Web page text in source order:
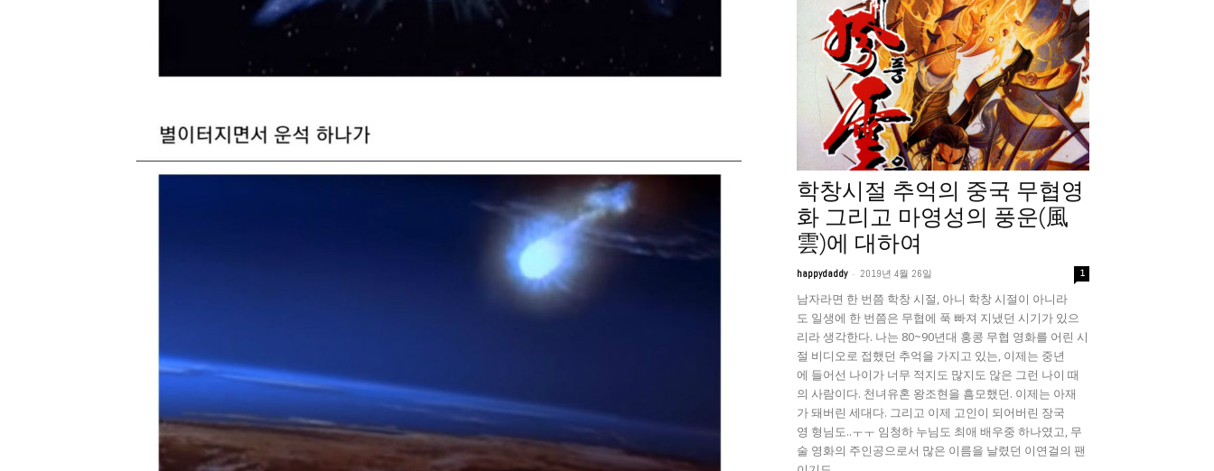
학창시절 추억의 중국 무협영
화 그리고 마영성의 풍운(風
雲)에 대하여
happydaddy - 2019년 4월 26일 1
남자라면 한 번쯤 학창 시절, 아니 학창 시절이 아니라
도 일생에 한 번쯤은 무협에 푹 빠져 지냈던 시기가 있으
리라 생각한다. 나는 80~90년대 홍콩 무협 영화를 어린 시
절 비디오로 접했던 추억을 가지고 있는, 이제는 중년
에 들어선 나이가 너무 적지도 많지도 않은 그런 나이 때
의 사람이다. 천녀유혼 왕조현을 흠모했던. 이제는 아재
가 돼버린 세대다. 그리고 이제 고인이 되어버린 장국
영 형님도..ㅜㅜ 임청하 누님도 최애 배우중 하나였고, 무
술 영화의 주인공으로서 많은 이름을 날렸던 이연걸의 팬